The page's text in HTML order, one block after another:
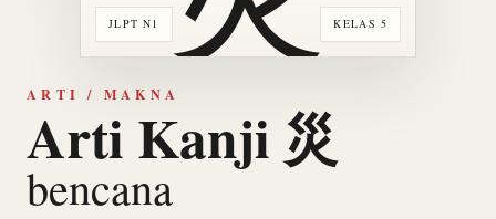
JLPT N1 KELAS 5
ARTI / MAKNA
Arti Kanji 災
bencana